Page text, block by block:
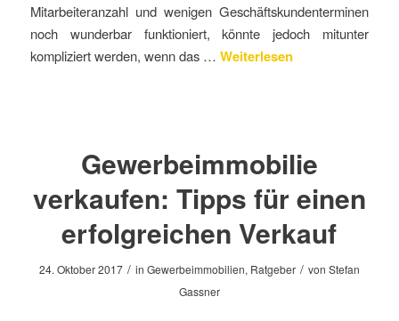
Mitarbeiteranzahl und wenigen Geschäftskundenterminen
noch wunderbar funktioniert, könnte jedoch mitunter
kompliziert werden, wenn das … Weiterlesen
Gewerbeimmobilie
verkaufen: Tipps für einen
erfolgreichen Verkauf
24. Oktober 2017 / in Gewerbeimmobilien, Ratgeber / von Stefan
Gassner